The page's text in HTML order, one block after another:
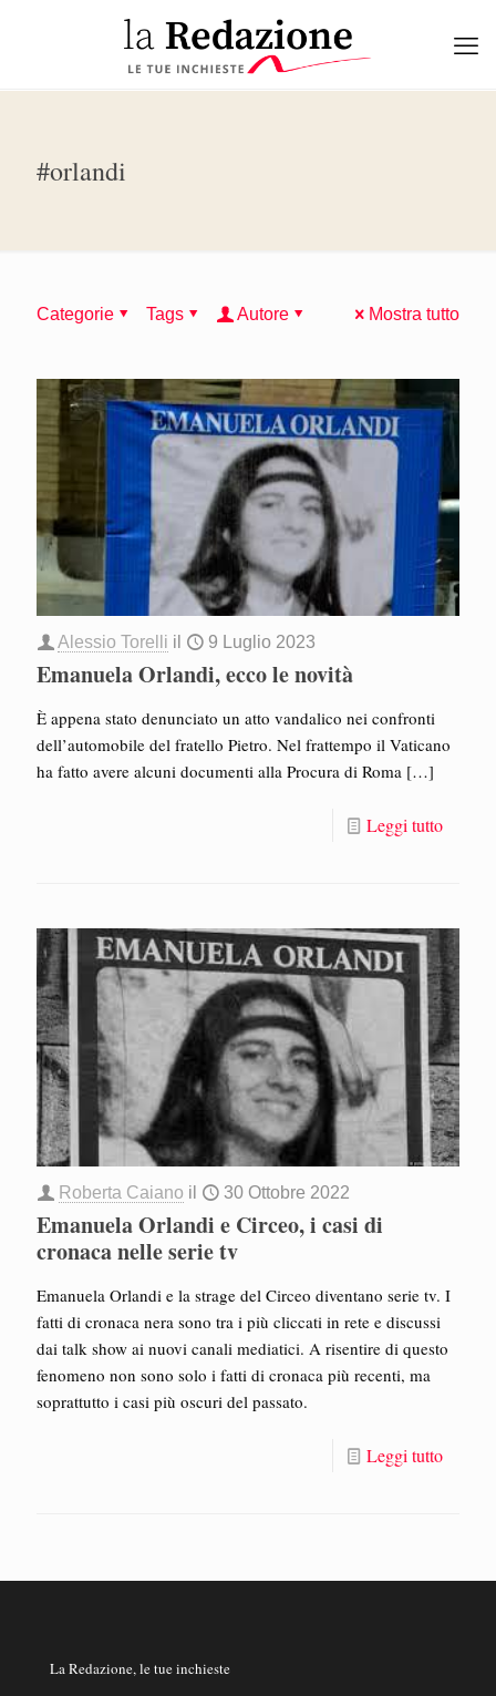
#orlandi
Categorie Tags Autore Mostra tutto
Alessio Torelli il 9 Luglio 2023
Emanuela Orlandi, ecco le novità
È appena stato denunciato un atto vandalico nei confronti
dell’automobile del fratello Pietro. Nel frattempo il Vaticano
ha fatto avere alcuni documenti alla Procura di Roma […]
Leggi tutto
Roberta Caiano il 30 Ottobre 2022
Emanuela Orlandi e Circeo, i casi di
cronaca nelle serie tv
Emanuela Orlandi e la strage del Circeo diventano serie tv. I
fatti di cronaca nera sono tra i più cliccati in rete e discussi
dai talk show ai nuovi canali mediatici. A risentire di questo
fenomeno non sono solo i fatti di cronaca più recenti, ma
soprattutto i casi più oscuri del passato.
Leggi tutto
La Redazione, le tue inchieste